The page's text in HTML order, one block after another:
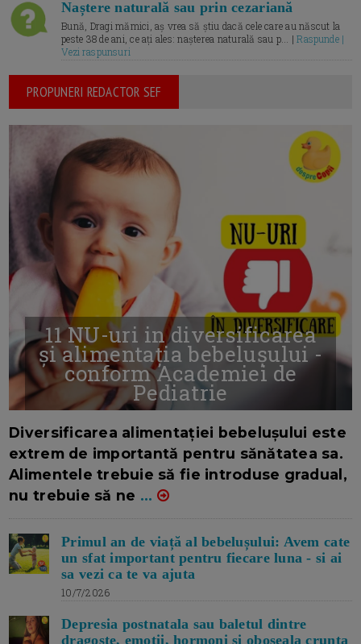
Naștere naturală sau prin cezariană
Bună, Dragi mămici, aș vrea să știu dacă cele care au născut la
peste 38 de ani, ce ați ales: nașterea naturală sau p... |Raspunde |
Vezi raspunsuri
PROPUNERI REDACTOR SEF
11 NU-uri in diversificarea
și alimentația bebelușului -
conform Academiei de
Pediatrie
Diversificarea alimentației bebelușului este
extrem de importantă pentru sănătatea sa.
Alimentele trebuie să fie introduse gradual,
nu trebuie să ne ...
Primul an de viață al bebelușului: Avem cate
un sfat important pentru fiecare luna - si ai
sa vezi ca te va ajuta
10/7/2026
Depresia postnatala sau baletul dintre
dragoste, emotii, hormoni si oboseala crunta